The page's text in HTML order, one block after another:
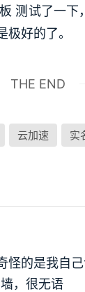
测试了一下
极好的了。
THE END
云加速 实
怪的是我自
，很无语